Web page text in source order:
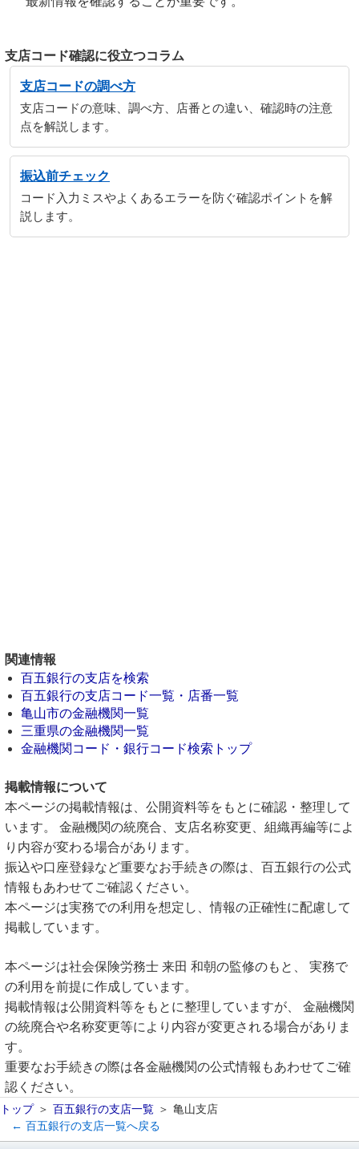
支店コード確認に役立つコラム
支店コードの調べ方
支店コードの意味、調べ方、店番との違い、確認時の注意
点を解説します。
振込前チェック
コード入力ミスやよくあるエラーを防ぐ確認ポイントを解
説します。
関連情報
百五銀行の支店を検索
百五銀行の支店コード一覧・店番一覧
亀山市の金融機関一覧
三重県の金融機関一覧
金融機関コード・銀行コード検索トップ
掲載情報について
本ページの掲載情報は、公開資料等をもとに確認・整理して
います。 金融機関の統廃合、支店名称変更、組織再編等によ
り内容が変わる場合があります。
振込や口座登録など重要なお手続きの際は、百五銀行の公式
情報もあわせてご確認ください。
本ページは実務での利用を想定し、情報の正確性に配慮して
掲載しています。
本ページは社会保険労務士 来田 和朝の監修のもと、 実務で
の利用を前提に作成しています。
掲載情報は公開資料等をもとに整理していますが、 金融機関
の統廃合や名称変更等により内容が変更される場合がありま
す。
重要なお手続きの際は各金融機関の公式情報もあわせてご確
認ください。
トップ 百五銀行の支店一覧
亀山支店
← 百五銀行の支店一覧へ戻る